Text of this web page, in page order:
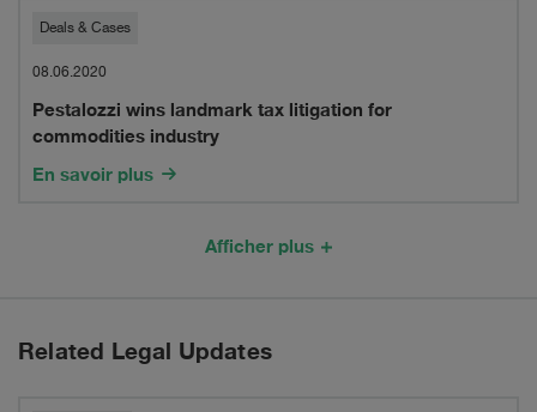
gas
company
in
a
high-
arbitration
Pestalozzi
wins
landmark
tax
industry
Deals & Cases
08.06.2020
Pestalozzi wins landmark tax litigation for
commodities industry
En savoir plus
Afficher plus
Related Legal Updates